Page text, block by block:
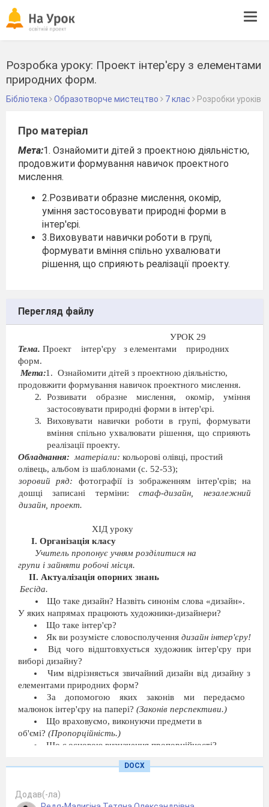
Розробка уроку: Проект інтер'єру з елементами
природних форм.
Бібліотека Образотворче мистецтво 7 клас Розробки уроків
Про матеріал
Мета:1. Ознайомити дітей з проектною діяльністю,
продовжити формування навичок проектного
мислення.
2.Розвивати образне мислення, окомір,
уміння застосовувати природні форми в
інтер'єрі.
3.Виховувати навички роботи в групі,
формува­ти вміння спільно ухвалювати
рішення, що спри­яють реалізації проекту.
Перегляд файлу
УРОК 29
Тема. Проект інтер'єру з елементами
природних
форм.
Мета:1. Ознайомити дітей з проектною діяльністю,
продовжити формування навичок проектного мислення.
Розвивати образне мислення, окомір, уміння
застосовувати природні форми в інтер'єрі.
Виховувати навички роботи в групі, формувати
вміння спільно ухвалювати рішення, що сприяють
реалізації проекту.
Обладнання:
матеріали: кольорові олівці, простий
олівець, альбом із шаблонами (с. 52-53);
зоровий ряд: фотографії із зображенням інтер'єрів; на
дошці записані терміни:стаф-дизайн, незалежний
дизайн, проект.
ХІД уроку
І. Організація класу
Учитель пропонує учням розділитися на
групи і зайняти робочі місця.
II. Актуалізація опорних знань
Бесіда.
Що таке дизайн? Назвіть синонім слова «дизайн».
У яких напрямах працюють художники-дизайнери?
Що таке інтер'єр?
Як ви розумієте словосполучення дизайн інтер'єру!
Від чого відштовхується художник інтер'єру при
виборі дизайну?
Чим відрізняється звичайний дизайн від дизайну з
елементами природних форм?
За
допомогою яких законів ми
передаємо
малюнок інтер'єру на папері? (Законів перспективи.)
Що враховуємо, виконуючи предмети в
об'ємі? (Пропорційність.)
Що є основою визначення пропорційності?
вимірювання пропорційності в інтер'єрі?
Яка тема ваших розробок інтер'єру?
DOCX
Додав(-ла)